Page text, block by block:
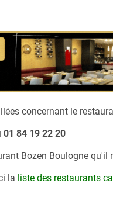
concernant le
01 84 19 22 20
Bozen Boulogne qu'il
la liste des restaurants